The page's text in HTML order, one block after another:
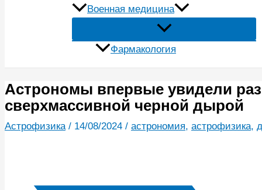
Военная медицина
Фармакология
Астрономы впервые увидели
сверхмассивной черной дырой
Астрофизика / 14/08/2024 / астрономия, астрофизика,